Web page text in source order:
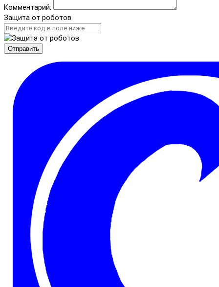
Комментарий:
Защита от роботов
Отправить